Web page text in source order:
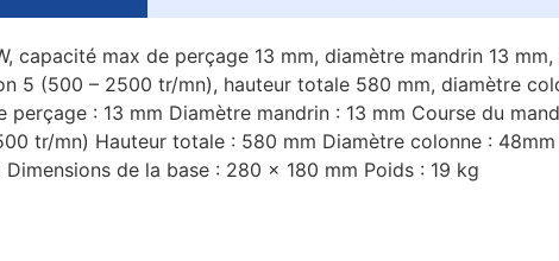
capacité max de perçage 13 mm, diamètre mandrin 13
5 (500 – 2500 tr/mn), hauteur totale 580 mm, diamètre
perçage : 13 mm Diamètre mandrin : 13 mm Course du
tr/mn) Hauteur totale : 580 mm Diamètre colonne :
de la base : 280 x 180 mm Poids : 19 kg